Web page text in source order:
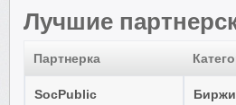
Лучшие
Партнерка
SocPublic